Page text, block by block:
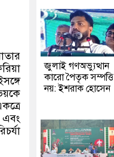
এবং
জুলাই গণঅভ্যুত্থান
কারো পৈতৃক সম্পত্তি
নয়: ইশরাক হোসেন